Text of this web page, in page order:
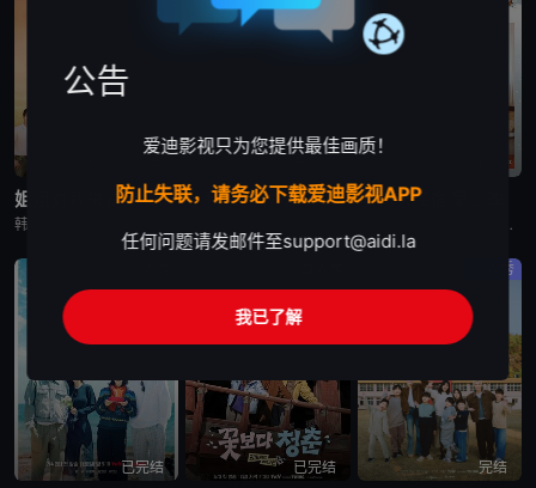
姐姐对我来说是女人2 孝利家民宿 第一季 孝利家民宿 第二季
韩国综艺节目《孝利家民宿 第二季》又名：효리네 민박2，讲述了：《孝利家民宿 第二季》继续讲述李尚顺、李孝利夫妇在自家民宿接待客人的故事，本季将展现冬季济州岛的美景，而民宿新职员林允儿和短期兼职生朴宝
已完结 已完结
真人秀
完结
公告
爱迪影视只为您提供最佳画质！
防止失联，请务必下载爱迪影视APP
任何问题请发邮件至support@aidi.la
我已了解